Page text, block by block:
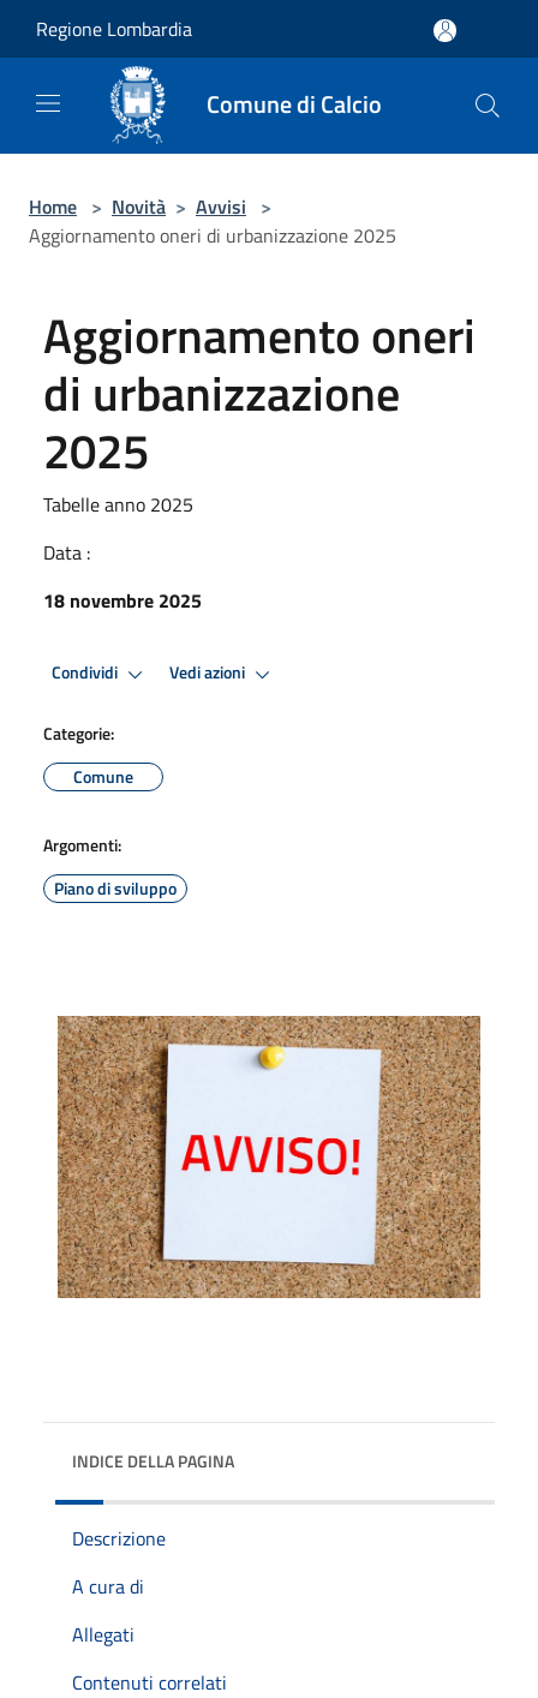
Regione Lombardia
Comune di Calcio
Home > Novità > Avvisi >
Aggiornamento oneri di urbanizzazione 2025
Aggiornamento oneri
di urbanizzazione
2025
Tabelle anno 2025
Data :
18 novembre 2025
Condividi Vedi azioni
Categorie:
Comune
Argomenti:
Piano di sviluppo
INDICE DELLA PAGINA
Descrizione
A cura di
Allegati
Contenuti correlati